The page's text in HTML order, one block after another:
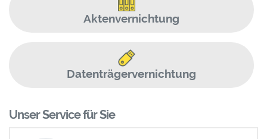
Aktenvernichtung
Datenträgervernichtung
Unser Service für Sie